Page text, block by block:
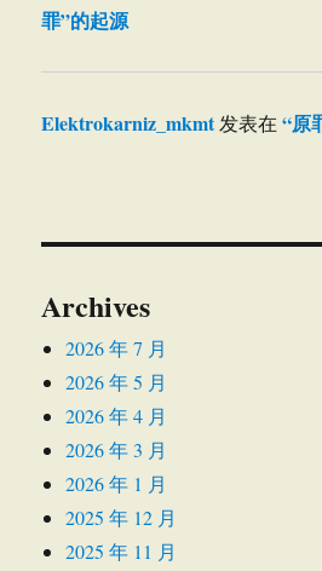
罪”的起源
Elektrokarniz_mkmt发表在“原
Archives
2026 年 7 月
2026 年 5 月
2026 年 4 月
2026 年 3 月
2026 年 1 月
2025 年 12 月
2025 年 11 月